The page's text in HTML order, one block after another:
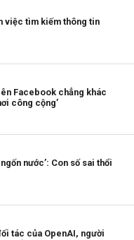
việc tìm kiếm thông tin
Facebook chẳng khác
công cộng’
nước’: Con số sai thổi
tác của OpenAI, người